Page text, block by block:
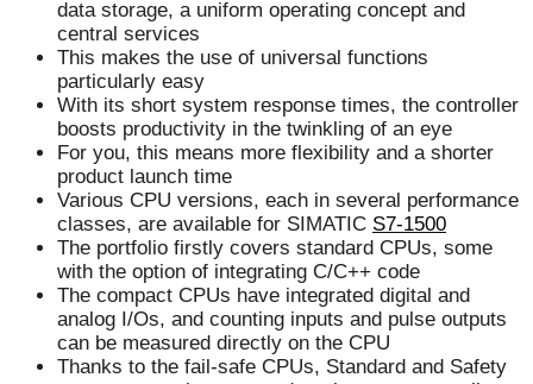
data storage, a uniform operating concept and
central services
This makes the use of universal functions
particularly easy
With its short system response times, the controller
boosts productivity in the twinkling of an eye
For you, this means more flexibility and a shorter
product launch time
Various CPU versions, each in several performance
classes, are available for SIMATIC S7-1500
The portfolio firstly covers standard CPUs, some
with the option of integrating C/C++ code
The compact CPUs have integrated digital and
analog I/Os, and counting inputs and pulse outputs
can be measured directly on the CPU
Thanks to the fail-safe CPUs, Standard and Safety